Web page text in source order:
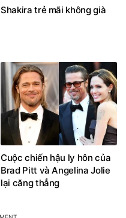
Shakira trẻ mãi không già
Cuộc chiến hậu ly hôn của
Brad Pitt và Angelina Jolie
lại căng thẳng